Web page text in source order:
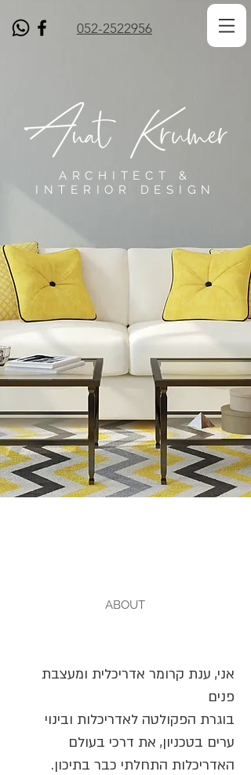
052-2522956
ARCHITECT &
INTERIOR DESIGN
ABOUT
אני, ענת קרומר אדריכלית ומעצבת
פנים
בוגרת הפקולטה לאדריכלות ובינוי
ערים בטכניון, את דרכי בעולם
האדריכלות התחלתי כבר בתיכון.